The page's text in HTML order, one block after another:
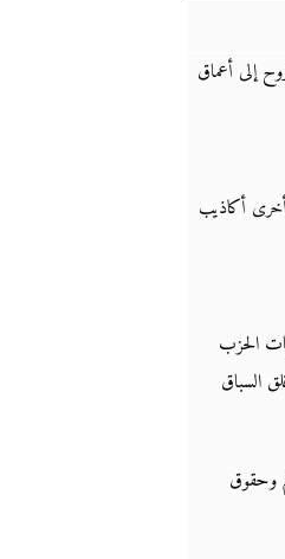
إلى أعماق
أكاذيب
الحزب
السباق
وحقوق